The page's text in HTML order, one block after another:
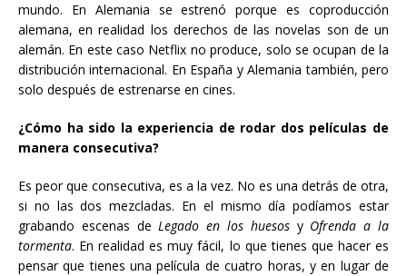
mundo. En Alemania se estrenó porque es coproducción
alemana, en realidad los derechos de las novelas son de un
alemán. En este caso Netflix no produce, solo se ocupan de la
distribución internacional. En España y Alemania también, pero
solo después de estrenarse en cines.
¿Cómo ha sido la experiencia de rodar dos películas de
manera consecutiva?
Es peor que consecutiva, es a la vez. No es una detrás de otra,
si no las dos mezcladas. En el mismo día podíamos estar
grabando escenas deLegado en los huesosy Ofrenda a la
tormenta. En realidad es muy fácil, lo que tienes que hacer es
pensar que tienes una película de cuatro horas, y en lugar de